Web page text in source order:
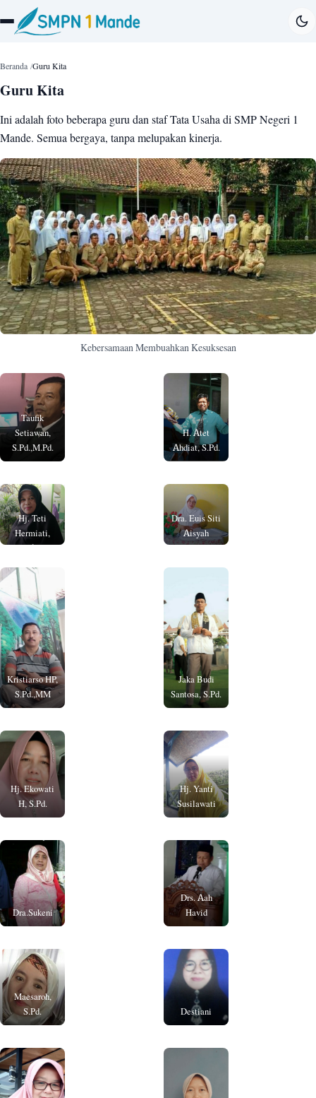
Beranda Guru Kita
Guru Kita
Ini adalah foto beberapa guru dan staf Tata Usaha di SMP Negeri 1
Mande. Semua bergaya, tanpa melupakan kinerja.
Kebersamaan Membuahkan Kesuksesan
Taufik
Setiawan,
S.Pd.,M.Pd.
H. Atet
Ahdiat, S.Pd.
Hj. Teti
Hermiati,
S.Ag.
Dra. Euis Siti
Aisyah
Kristiarso HP,
S.Pd.,MM
Jaka Budi
Santosa, S.Pd.
Hj. Ekowati
H, S.Pd.
Hj. Yanti
Susilawati
Dra.Sukeni
Drs. Aah
Havid
Maesaroh,
S.Pd.
Destiani